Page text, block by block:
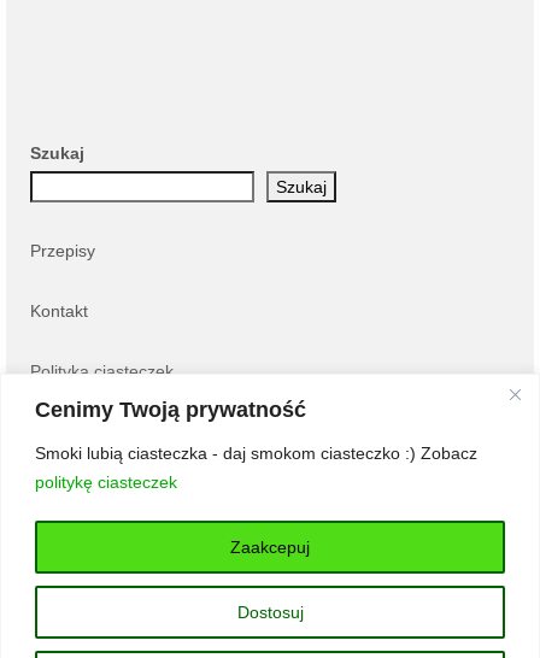
Cenimy Twoją prywatność
Smoki lubią ciasteczka - daj smokom ciasteczko :) Zobacz
politykę ciasteczek
Dostosuj
Zaakcepuj
Szukaj
Szukaj
Przepisy
Kontakt
Polityka ciasteczek
Zupa krem kalafiorowa z oliwą truflową
Pieczone, faszerowane filety z indyka
ważniejsza niż dodatki?
Jajka faszerowane awokado